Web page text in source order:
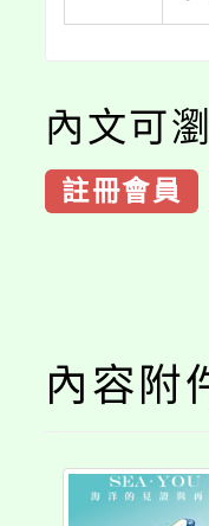
內文可
註冊會員
內容附